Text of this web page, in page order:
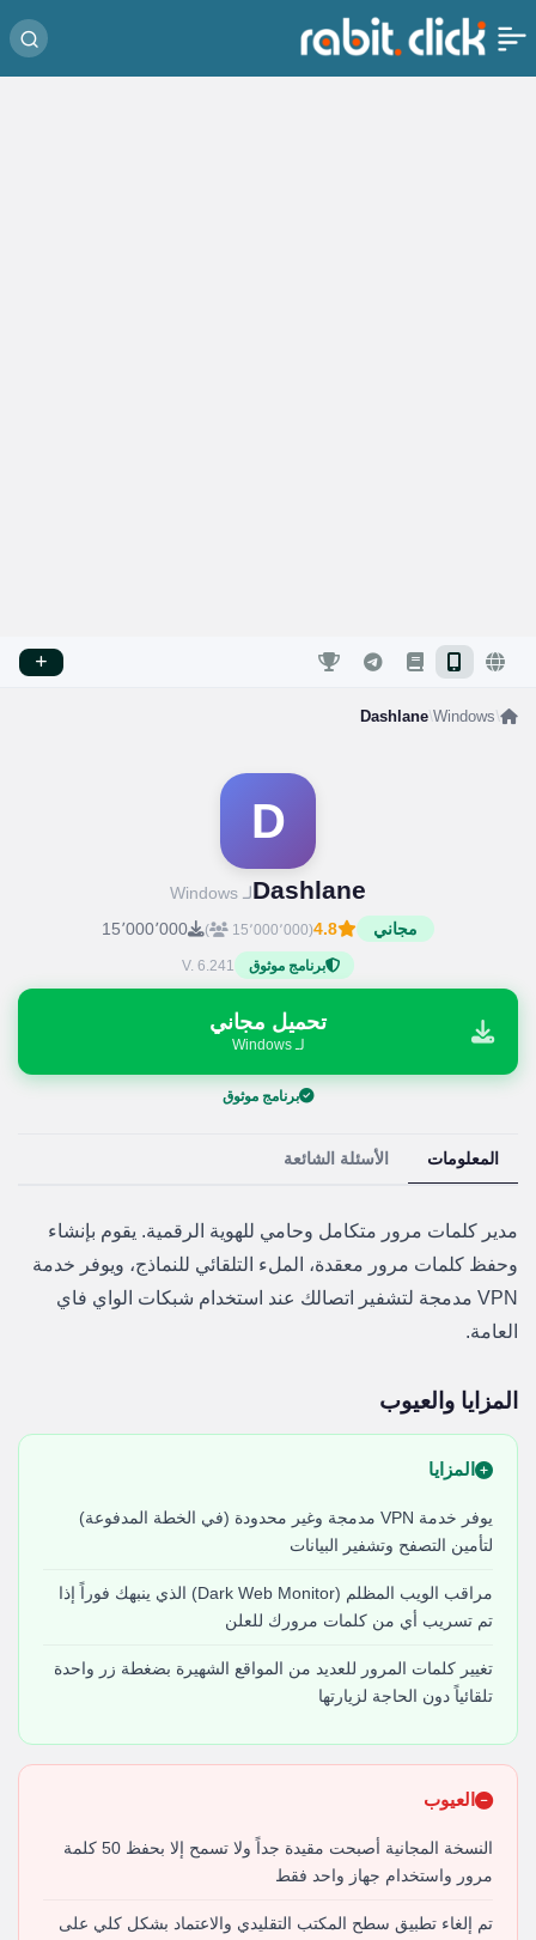
/
Windows
/
Dashlane
D
Dashlaneلـ Windows
مجاني
4.8(15٬000٬000 ) 15٬000٬000
برنامج موثوق V. 6.241
تحميل مجاني
لـ Windows
برنامج موثوق
المعلومات الأسئلة الشائعة
مدير كلمات مرور متكامل وحامي للهوية الرقمية. يقوم بإنشاء
وحفظ كلمات مرور معقدة، الملء التلقائي للنماذج، ويوفر خدمة
VPN مدمجة لتشفير اتصالك عند استخدام شبكات الواي فاي
العامة.
المزايا والعيوب
المزايا
يوفر خدمة VPN مدمجة وغير محدودة (في الخطة المدفوعة)
لتأمين التصفح وتشفير البيانات
مراقب الويب المظلم (Dark Web Monitor) الذي ينبهك فوراً إذا
تم تسريب أي من كلمات مرورك للعلن
تغيير كلمات المرور للعديد من المواقع الشهيرة بضغطة زر واحدة
تلقائياً دون الحاجة لزيارتها
العيوب
النسخة المجانية أصبحت مقيدة جداً ولا تسمح إلا بحفظ 50 كلمة
مرور واستخدام جهاز واحد فقط
تم إلغاء تطبيق سطح المكتب التقليدي والاعتماد بشكل كلي على